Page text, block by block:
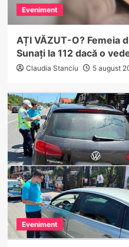
Eveniment
AȚI VĂZUT-O? Femeia
Sunați la 112 dacă o
Claudia Stanciu 5 august
Eveniment